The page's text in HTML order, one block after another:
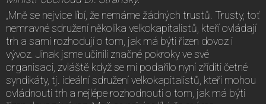
„Mně se nejvíce líbí, že nemáme žádných trustů. Trusty, toť
nemravné sdružení několika velkokapitalistů, kteří ovládají
trh a sami rozhodují o tom, jak má býti řízen dovoz i
vývoz. Jinak jsme učinili značné pokroky ve své
organisaci, zvláště když se mi podařilo nyní zříditi četné
syndikáty, tj. ideální sdružení velkokapitalistů, kteří mohou
ovládnouti trh a nejlépe rozhodnouti o tom, jak má býti